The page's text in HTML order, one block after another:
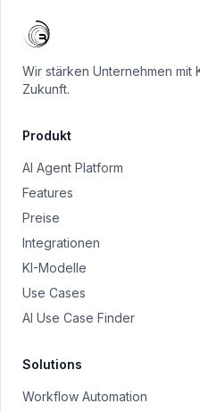
Wir stärken Unternehmen
Zukunft.
Produkt
AI Agent Platform
Features
Preise
Integrationen
KI-Modelle
Use Cases
AI Use Case Finder
Solutions
Workflow Automation